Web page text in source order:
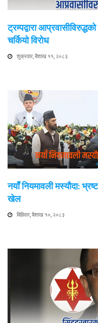
ट्रम्पद्वारा
चर्कियो विरोध
शुक्रवार, बैशाख ११, २०८३
नयाँ नियमावली मस्यौदा:
खेल
बिहिवार, बैशाख १०, २०८३